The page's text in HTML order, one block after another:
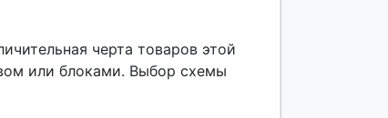
черта товаров этой
или блоками. Выбор схемы